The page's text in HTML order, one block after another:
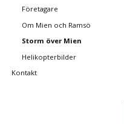
Företagare
Om Mien och Ramsö
Storm över Mien
Helikopterbilder
Kontakt